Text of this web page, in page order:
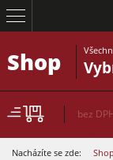
Shop
bez
Nacházíte se zde: Shop